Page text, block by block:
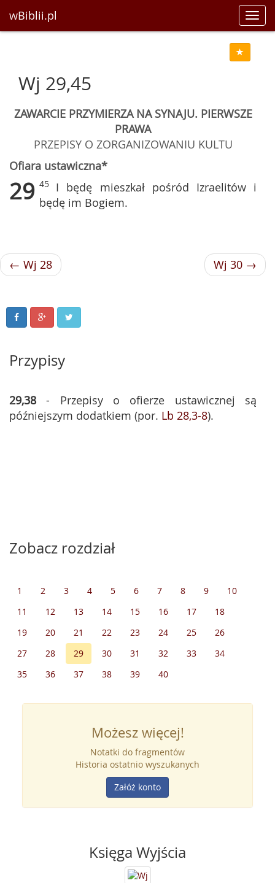
wBiblii.pl
Wj 29,45
ZAWARCIE PRZYMIERZA NA SYNAJU. PIERWSZE
PRAWA
PRZEPISY O ZORGANIZOWANIU KULTU
Ofiara ustawiczna*
29 45 I będę mieszkał pośród Izraelitów i
będę im Bogiem.
← Wj 28 Wj 30 →
Przypisy
29,38 - Przepisy o ofierze ustawicznej są
późniejszym dodatkiem (por. Lb 28,3-8).
Zobacz rozdział
1 2 3 4 5 6 7 8 9
10
11
12 13 14 15 16 17
18
19
20 21 22 23 24 25
26
27
28 29 30 31 32 33
34
35
36 37 38 39 40
Możesz więcej!
Notatki do fragmentów
Historia ostatnio wyszukanych
Załóż konto
Księga Wyjścia